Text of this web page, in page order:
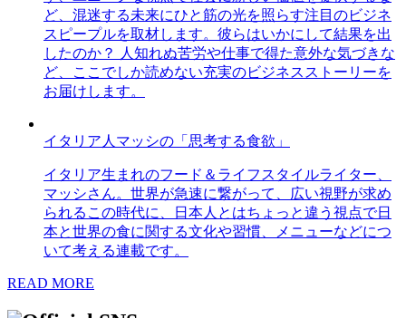
ど、混迷する未来にひと筋の光を照らす注目のビジネ
スピープルを取材します。彼らはいかにして結果を出
したのか？ 人知れぬ苦労や仕事で得た意外な気づきな
ど、ここでしか読めない充実のビジネスストーリーを
お届けします。
イタリア人マッシの「思考する食欲」
イタリア生まれのフード＆ライフスタイルライター、
マッシさん。世界が急速に繋がって、広い視野が求め
られるこの時代に、日本人とはちょっと違う視点で日
本と世界の食に関する文化や習慣、メニューなどにつ
いて考える連載です。
READ MORE